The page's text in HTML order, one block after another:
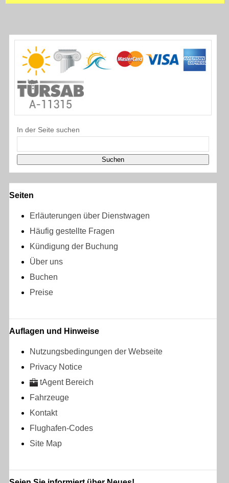
In der Seite suchen
Seiten
Erläuterungen über Dienstwagen
Häufig gestellte Fragen
Kündigung der Buchung
Über uns
Buchen
Preise
Auflagen und Hinweise
Nutzungsbedingungen der Webseite
Privacy Notice
tAgent Bereich
Fahrzeuge
Kontakt
Flughafen-Codes
Site Map